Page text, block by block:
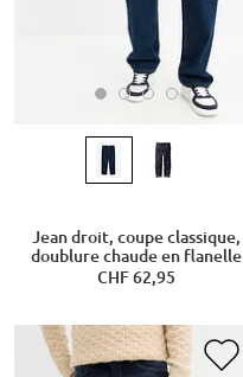
Jean droit, coupe classique,
doublure chaude en flanelle
CHF 62,95